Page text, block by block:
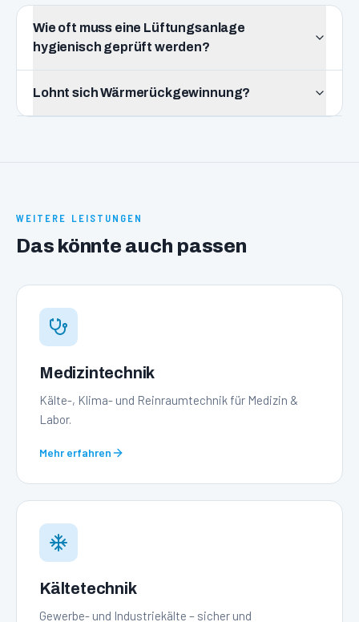
Wie oft muss eine Lüftungsanlage
hygienisch geprüft werden?
Lohnt sich Wärmerückgewinnung?
WEITERE LEISTUNGEN
Das könnte auch passen
Medizintechnik
Kälte-, Klima- und Reinraumtechnik für Medizin &
Labor.
Mehr erfahren
Kältetechnik
Gewerbe- und Industriekälte – sicher und